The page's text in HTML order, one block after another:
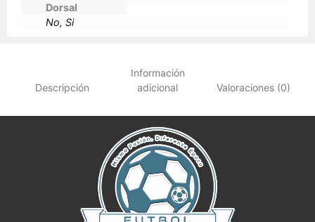
Dorsal
No, Si
Descripción
Información
adicional
Valoraciones (0)